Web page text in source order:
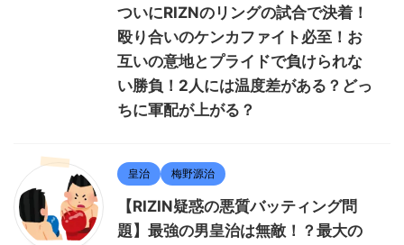
ついにRIZNのリングの試合で決着！
殴り合いのケンカファイト必至！お
互いの意地とプライドで負けられな
い勝負！2人には温度差がある？どっ
ちに軍配が上がる？
皇治 梅野源治
【RIZIN疑惑の悪質バッティング問
題】最強の男皇治は無敵！？最大の